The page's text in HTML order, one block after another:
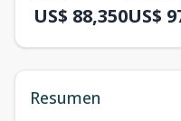
US$ 88,350US$
Resumen